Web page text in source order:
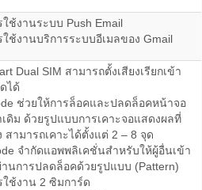
ใช้งานระบบ Push Email
ใช้งานบริการระบบอีเมลของ Gmail
Dual SIM สามารถตั้งเสียงเรียกเข้า
ได้
ช่วยให้การล็อคและปลดล็อคหน้าจอ
เดิม ด้วยรูปแบบการเคาะจอแสดงผลที่
สามารถเคาะได้ตั้งแต่ 2 – 8 จุด
จำกัดแอพพลิเคชั่นสำหรับให้ผู้อื่นเข้า
นการปลดล็อคด้วยรูปแบบ (Pattern)
ใช้งาน 2 ซิมการ์ด